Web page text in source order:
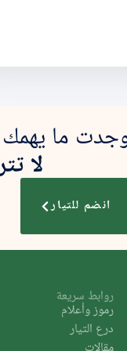
ما يهمك
لا
انضم للتيار
روابط سريعة
رموز وأعلام
درع التيار